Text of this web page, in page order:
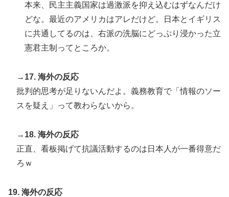
本来、民主主義国家は過激派を抑え込むはずなんだけ
どな。最近のアメリカはアレだけど。日本とイギリス
に共通してるのは、右派の洗脳にどっぷり浸かった立
憲君主制ってところか。
→17. 海外の反応
批判的思考が足りないんだよ。義務教育で「情報のソー
スを疑え」って教わらないから。
→18. 海外の反応
正直、看板掲げて抗議活動するのは日本人が一番得意だ
ろｗ
19. 海外の反応